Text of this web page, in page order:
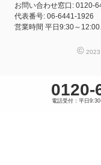
0120-
電話受付：平日
お問い合わせ窓口: 0120-
代表番号: 06-6441-1926
営業時間 平日9:30～
©2023